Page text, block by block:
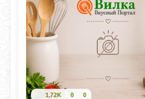
1,72K 0 0